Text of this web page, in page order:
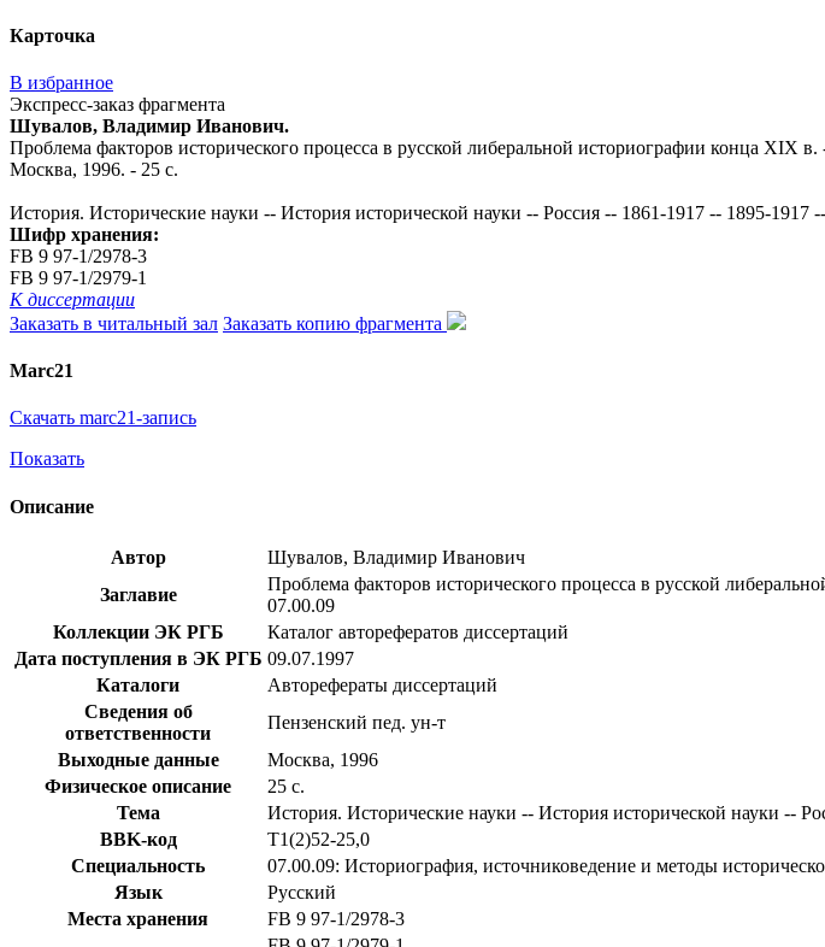
Карточка
В избранное
Экспресс-заказ фрагмента
Шувалов, Владимир Иванович.
Проблема факторов исторического процесса в русской либеральной историографии конца XIX
Москва, 1996. - 25 с.
История. Исторические науки -- История исторической науки -- Россия -- 1861-1917 -- 1895-1917
Шифр хранения:
FB 9 97-1/2978-3
FB 9 97-1/2979-1
К диссертации
Заказать в читальный зал Заказать копию фрагмента
Marc21
Скачать marc21-запись
Показать
Описание
Автор
Шувалов, Владимир Иванович
Заглавие
Проблема факторов исторического процесса в русской
07.00.09
Коллекции ЭК РГБ
Каталог авторефератов диссертаций
Дата поступления в ЭК РГБ 09.07.1997
Каталоги
Авторефераты диссертаций
Сведения об
ответственности
Пензенский пед. ун-т
Выходные данные
Москва, 1996
Физическое описание
25 с.
Тема
История. Исторические науки -- История исторической науки --
BBK-код
Т1(2)52-25,0
Специальность
07.00.09: Историография, источниковедение и методы
Язык
Русский
Места хранения
FB 9 97-1/2978-3